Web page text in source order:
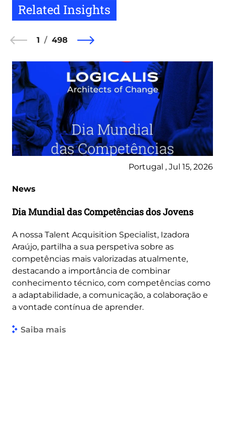
Related Insights
1 498
Portugal , Jul 15, 2026
News
Dia Mundial das Competências dos Jovens
A nossa Talent Acquisition Specialist, Izadora
Araújo, partilha a sua perspetiva sobre as
competências mais valorizadas atualmente,
destacando a importância de combinar
conhecimento técnico, com competências como
a adaptabilidade, a comunicação, a colaboração e
a vontade contínua de aprender.
Saiba mais